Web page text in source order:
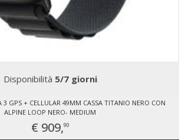
Disponibilità 5/7 giorni
3 GPS + CELLULAR 49MM CASSA TITANIO NERO CON
ALPINE LOOP NERO- MEDIUM
€ 909,90